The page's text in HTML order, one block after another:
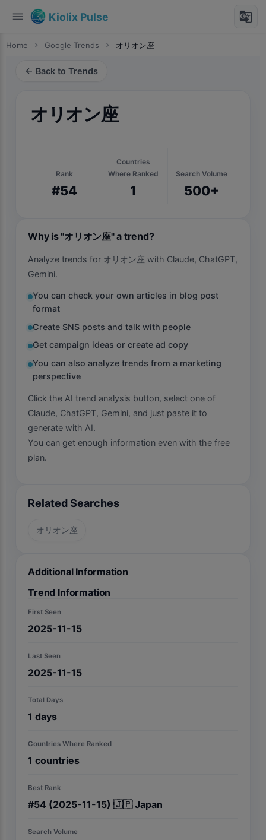
menu Kiolix Pulse g_translate
Home chevron_right Google Trends chevron_right オリオン座
← Back to Trends
オリオン座
Rank
#54
Countries
Where Ranked
1
Search Volume
500+
Why is "オリオン座" a trend?
Analyze trends for オリオン座 with Claude, ChatGPT,
Gemini.
You can check your own articles in blog post
format
Create SNS posts and talk with people
Get campaign ideas or create ad copy
You can also analyze trends from a marketing
perspective
Click the AI trend analysis button, select one of
Claude, ChatGPT, Gemini, and just paste it to
generate with AI.
You can get enough information even with the free
plan.
Related Searches
オリオン座
Additional Information
Trend Information
First Seen
2025-11-15
Last Seen
2025-11-15
Total Days
1 days
Countries Where Ranked
1 countries
Best Rank
#54 (2025-11-15) 🇯🇵 Japan
Search Volume